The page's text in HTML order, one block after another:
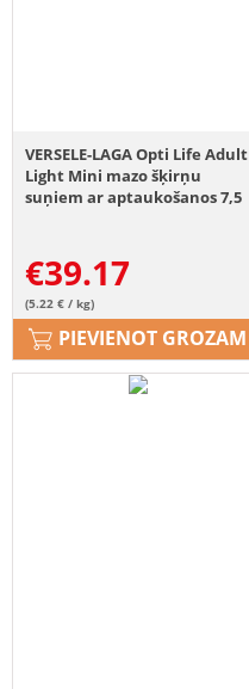
VERSELE-LAGA Opti Life Adult
Light Mini mazo šķirņu
suņiem ar aptaukošanos 7,5
€39.17
(5.22 € / kg)
PIEVIENOT GROZAM